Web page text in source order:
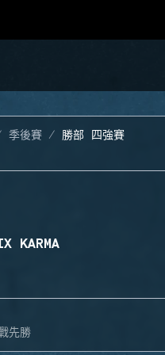
季後賽 勝部 四強賽
KARMA
先勝